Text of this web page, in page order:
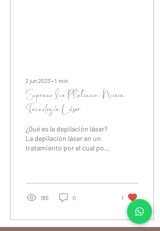
2 jun 2023∙ 1 min
Soprano Ice Platinum Nueva
Tecnología Láser
¿Qué es la depilación láser?
La depilación láser en un
tratamiento por el cual por
165 0 1